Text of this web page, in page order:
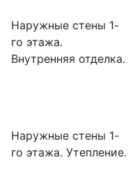
Наружные стены 1-
го этажа.
Внутренняя отделка.
Наружные стены 1-
го этажа. Утепление.